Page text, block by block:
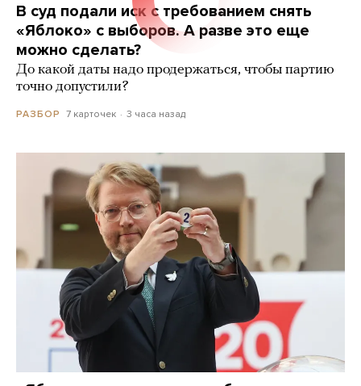
В суд подали иск с требованием снять
«Яблоко» с выборов. А разве это еще
можно сделать?
До какой даты надо продержаться, чтобы партию
точно допустили?
РАЗБОР 7 карточек 3 часа назад